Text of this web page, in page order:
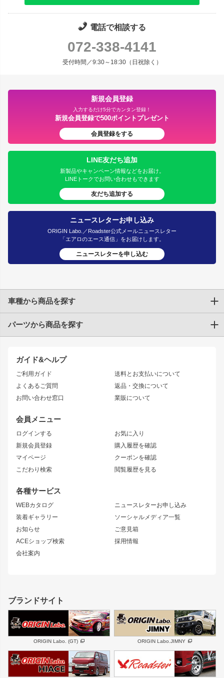
電話で相談する
072-338-4141
受付時間／9:30～18:30（日祝除く）
新規会員登録
入力するだけ5分でカンタン登録！
新規会員登録で500ポイントプレゼント
会員登録をする
LINE友だち追加
新製品やキャンペーン情報などをお届け。
LINEトークでお問い合わせもできます
友だち追加する
ニュースレターお申し込み
ORIGIN Labo.／Roadster公式メールニュースレター
「エアロのエース通信」をお届けします。
ニュースレターを申し込む
ガイド&ヘルプ
ご利用ガイド
よくあるご質問
お問い合わせ窓口
送料とお支払いについて
返品・交換について
業販について
会員メニュー
ログインする
新規会員登録
マイページ
こだわり検索
お気に入り
購入履歴を確認
クーポンを確認
閲覧履歴を見る
各種サービス
WEBカタログ
装着ギャラリー
お知らせ
ACEショップ検索
会社案内
ニュースレターお申し込み
ソーシャルメディア一覧
ご意見箱
採用情報
車種から商品を探す
トヨタ
JZX90 CHASER
JZX110 MARK II
JZX100 MARK II
JZX90 MARK II
トレノ
マークX
アリスト
ソアラ
アルテッツァ
ニッサン
S15 シルビア
S14 シルビア 後期
S13 シルビア
180SX
シルエイティ
ワンビア
ローレル
セフィーロ
キャラバン
スズキ
GS350
SC
スバル 三菱
デリカ D:5
軽自動車 汎用
パーツから商品を探す
エアロシリーズ
ドリフトライン
風神
雷神
レーシングライン
アタックライン
ストリームライン
リアウイング
ジムニーパーツ
ホイール
MUD-S7
MUD-SR7
まつど家 鉄漢
ボンネット
フェンダー
サイドパーツ
リアゲート
メンテナンスパーツ
ハイエースパーツ
ホイール
DAYTONA-RS
DAYTONA-RS NEO
ブランドサイト
ORIGIN Labo. (GT) ORIGIN Labo.JIMNY